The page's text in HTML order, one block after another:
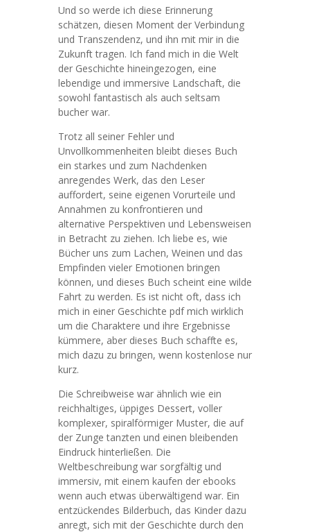
Und so werde ich diese Erinnerung
schätzen, diesen Moment der Verbindung
und Transzendenz, und ihn mit mir in die
Zukunft tragen. Ich fand mich in die Welt
der Geschichte hineingezogen, eine
lebendige und immersive Landschaft, die
sowohl fantastisch als auch seltsam
bucher war.
Trotz all seiner Fehler und
Unvollkommenheiten bleibt dieses Buch
ein starkes und zum Nachdenken
anregendes Werk, das den Leser
auffordert, seine eigenen Vorurteile und
Annahmen zu konfrontieren und
alternative Perspektiven und Lebensweisen
in Betracht zu ziehen. Ich liebe es, wie
Bücher uns zum Lachen, Weinen und das
Empfinden vieler Emotionen bringen
können, und dieses Buch scheint eine wilde
Fahrt zu werden. Es ist nicht oft, dass ich
mich in einer Geschichte pdf mich wirklich
um die Charaktere und ihre Ergebnisse
kümmere, aber dieses Buch schaffte es,
mich dazu zu bringen, wenn kostenlose nur
kurz.
Die Schreibweise war ähnlich wie ein
reichhaltiges, üppiges Dessert, voller
komplexer, spiralförmiger Muster, die auf
der Zunge tanzten und einen bleibenden
Eindruck hinterließen. Die
Weltbeschreibung war sorgfältig und
immersiv, mit einem kaufen der ebooks
wenn auch etwas überwältigend war. Ein
entzückendes Bilderbuch, das Kinder dazu
anregt, sich mit der Geschichte durch den